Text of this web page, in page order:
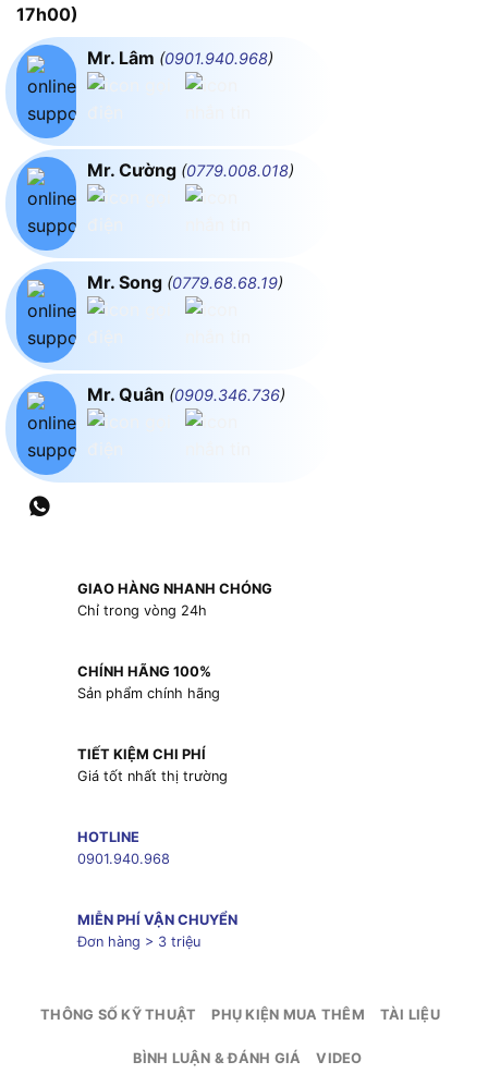
17h00)
Mr. Lâm (0901.940.968)
Mr. Cường (0779.008.018)
Mr. Song (0779.68.68.19)
Mr. Quân (0909.346.736)
GIAO HÀNG NHANH CHÓNG
Chỉ trong vòng 24h
CHÍNH HÃNG 100%
Sản phẩm chính hãng
TIẾT KIỆM CHI PHÍ
Giá tốt nhất thị trường
HOTLINE
0901.940.968
MIỄN PHÍ VẬN CHUYỂN
Đơn hàng > 3 triệu
THÔNG SỐ KỸ THUẬT PHỤ KIỆN MUA THÊM TÀI LIỆU
BÌNH LUẬN & ĐÁNH GIÁ VIDEO